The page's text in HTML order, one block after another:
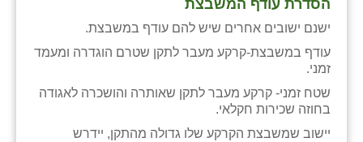
הסדרת עודף המשבצת
ישנם ישובים אחרים שיש להם עודף במשבצת.
עודף במשבצת-קרקע מעבר לתקן שטרם הוגדרה ומעמד
זמני.
שטח זמני- קרקע מעבר לתקן שאותרה והושכרה לאגודה
בחוזה שכירות חקלאי.
יישוב שמשבצת הקרקע שלו גדולה מהתקן, יידרש
רועי
רימונים
רמות השבים